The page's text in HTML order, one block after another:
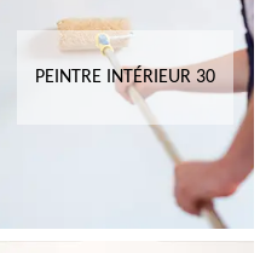
PEINTRE INTÉRIEUR 30